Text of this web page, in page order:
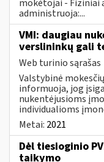
mokėtojai - Fiziniai
administruoja:...
VMI: daugiau
verslininkų gali
Web turinio sąrašas
Valstybinė
informuoja, jog
nukentėjusioms
individualioms
Metai: 2021
Dėl tiesioginio
taikymo